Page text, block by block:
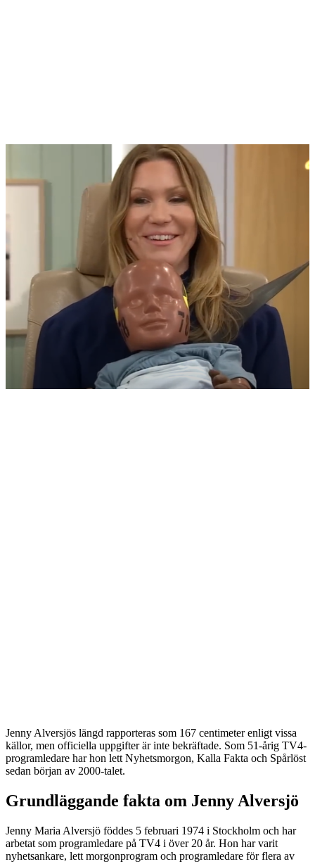
Jenny Alversjös längd rapporteras som 167 centimeter enligt vissa
källor, men officiella uppgifter är inte bekräftade. Som 51-årig TV4-
programledare har hon lett Nyhetsmorgon, Kalla Fakta och Spårlöst
sedan början av 2000-talet.
Grundläggande fakta om Jenny Alversjö
Jenny Maria Alversjö föddes 5 februari 1974 i Stockholm och har
arbetat som programledare på TV4 i över 20 år. Hon har varit
nyhetsankare, lett morgonprogram och programledare för flera av